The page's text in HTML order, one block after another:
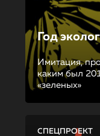
Год
Имитация,
каким был
«зеленых»
СПЕЦПРОЕКТ